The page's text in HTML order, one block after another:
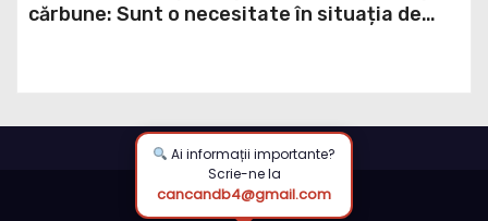
cărbune: Sunt o necesitate în situația de
Ai informații importante?
Scrie-ne la
cancandb4@gmail.com